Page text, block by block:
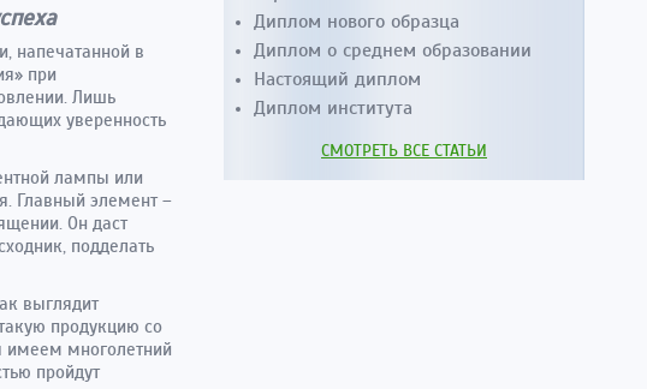
напечатанной в
при
Лишь
уверенность
лампы или
Главный элемент –
Он даст
подделать
выглядит
продукцию со
многолетний
пройдут
Диплом нового образца
Диплом о среднем образовании
Настоящий диплом
Диплом института
СМОТРЕТЬ ВСЕ СТАТЬИ